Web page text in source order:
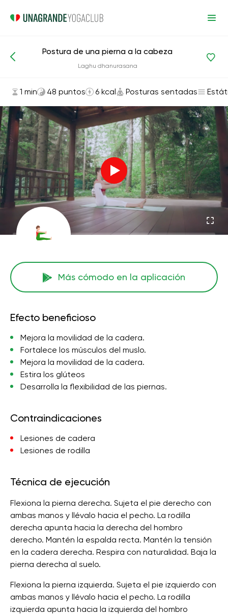
Asanas y ejercicios Posturas sentadas
Postura de una pierna a la cabeza
Laghu dhanurasana
1 min 48 puntos 6 kcal Posturas sentadas
Más cómodo en la aplicación
Efecto beneficioso
Mejora la movilidad de la cadera.
Fortalece los músculos del muslo.
Mejora la movilidad de la cadera.
Estira los glúteos
Desarrolla la flexibilidad de las piernas.
Contraindicaciones
Lesiones de cadera
Lesiones de rodilla
Técnica de ejecución
Flexiona la pierna derecha. Sujeta el pie derecho con
ambas manos y llévalo hacia el pecho. La rodilla
derecha apunta hacia la derecha del hombro
derecho. Mantén la espalda recta. Mantén la tensión
en la cadera derecha. Respira con naturalidad. Baja la
pierna derecha al suelo.
Flexiona la pierna izquierda. Sujeta el pie izquierdo con
ambas manos y llévalo hacia el pecho. La rodilla
izquierda apunta hacia la izquierda del hombro